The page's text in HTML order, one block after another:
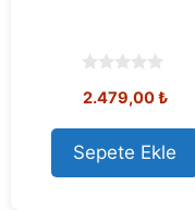
o
t
o
f
5
2.479,00₺
Sepete Ekle